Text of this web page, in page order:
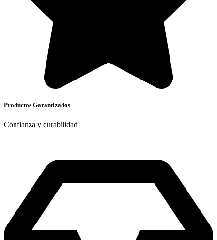
Productos Garantizados
Confianza y durabilidad